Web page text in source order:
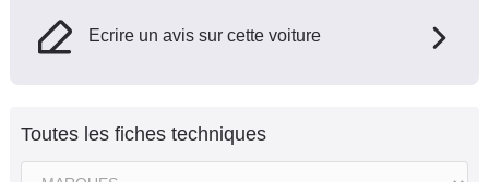
Ecrire un avis sur cette voiture
Toutes les fiches techniques